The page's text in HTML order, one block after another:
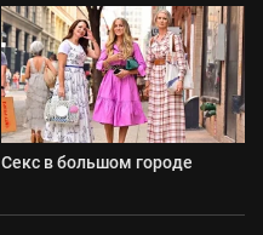
Секс в большом городе